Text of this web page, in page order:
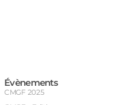
Évènements
CMGF 2025